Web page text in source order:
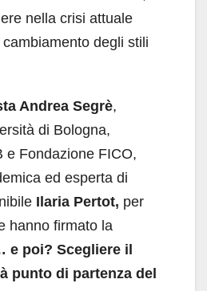
nella crisi attuale
cambiamento degli stili
Andrea Segrè,
di Bologna,
e Fondazione FICO,
ed esperta di
Ilaria Pertot, per
hanno firmato la
e poi? Scegliere il
punto di partenza del